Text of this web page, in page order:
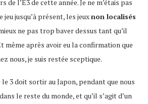
de l’E3 de cette année. Je ne m’étais pas
jusqu’à présent, les jeuxnon localisés
ne pas trop baver dessus tant qu’il
même après avoir eu la confirmation que
nous, je suis restée sceptique.
le 3 doit sortir au Japon, pendant que nous
le reste du monde, et qu’il s’agit d’un